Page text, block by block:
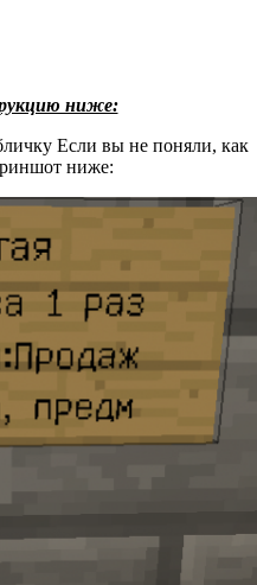
ниже:
Если вы не поняли, как
ниже: